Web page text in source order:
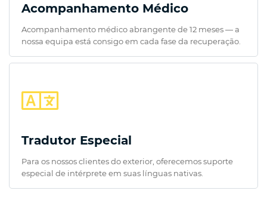
Acompanhamento Médico
Acompanhamento médico abrangente de 12 meses — a
nossa equipa está consigo em cada fase da recuperação.
Tradutor Especial
Para os nossos clientes do exterior, oferecemos suporte
especial de intérprete em suas línguas nativas.